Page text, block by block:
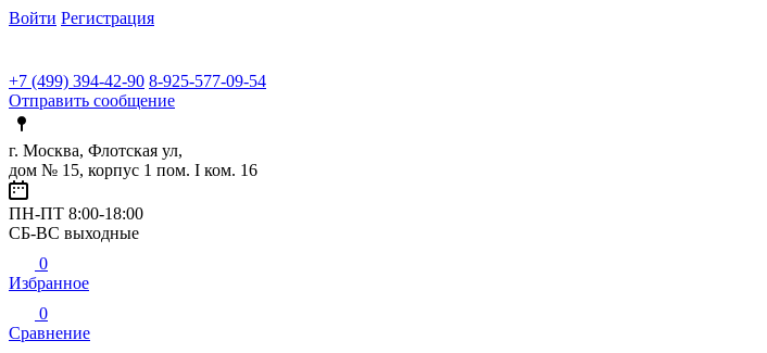
Войти Регистрация
+7 (499) 394-42-90 8-925-577-09-54
Отправить сообщение
г. Москва, Флотская ул,
дом № 15, корпус 1 пом. I ком. 16
ПН-ПТ 8:00-18:00
СБ-ВС выходные
0
Избранное
0
Сравнение